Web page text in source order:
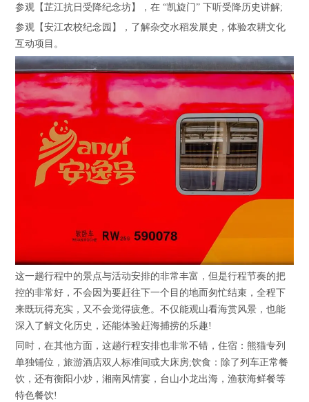
参观【芷江抗日受降纪念坊】，在 “凯旋门” 下听受降历史讲解;
参观【安江农校纪念园】，了解杂交水稻发展史，体验农耕文化
互动项目。
这一趟行程中的景点与活动安排的非常丰富，但是行程节奏的把
控的非常好，不会因为要赶往下一个目的地而匆忙结束，全程下
来既玩得充实，又不会觉得疲惫。不仅能观山看海赏风景，也能
深入了解文化历史，还能体验赶海捕捞的乐趣!
同时，在其他方面，这趟行程安排也非常不错，住宿：熊猫专列
单独铺位，旅游酒店双人标准间或大床房;饮食：除了列车正常餐
饮，还有衡阳小炒，湘南风情宴，台山小龙出海，渔获海鲜餐等
特色餐饮!